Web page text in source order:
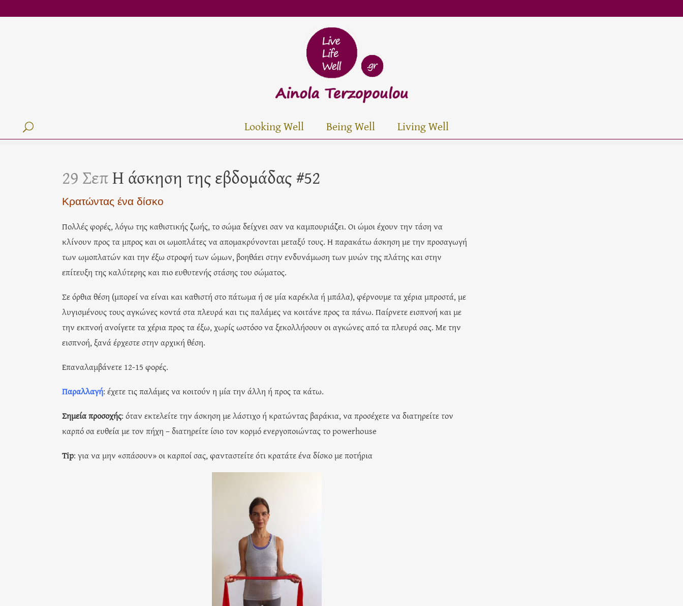
Looking Well Being Well Living Well
29 ΣεπΗ άσκηση της εβδομάδας #52
Κρατώντας ένα δίσκο
Πολλές φορές, λόγω της καθιστικής ζωής, το σώμα δείχνει σαν να καμπουριάζει. Οι ώμοι έχουν την τάση να
κλίνουν προς τα μπρος και οι ωμοπλάτες να απομακρύνονται μεταξύ τους. Η παρακάτω άσκηση με την προσαγωγή
των ωμοπλατών και την έξω στροφή των ώμων, βοηθάει στην ενδυνάμωση των μυών της πλάτης και στην
επίτευξη της καλύτερης και πιο ευθυτενής στάσης του σώματος.
Σε όρθια θέση (μπορεί να είναι και καθιστή στο πάτωμα ή σε μία καρέκλα ή μπάλα), φέρνουμε τα χέρια μπροστά, με
λυγισμένους τους αγκώνες κοντά στα πλευρά και τις παλάμες να κοιτάνε προς τα πάνω. Παίρνετε εισπνοή και με
την εκπνοή ανοίγετε τα χέρια προς τα έξω, χωρίς ωστόσο να ξεκολλήσουν οι αγκώνες από τα πλευρά σας. Με την
εισπνοή, ξανά έρχεστε στην αρχική θέση.
Επαναλαμβάνετε 12-15 φορές.
Παραλλαγή: έχετε τις παλάμες να κοιτούν η μία την άλλη ή προς τα κάτω.
Σημεία προσοχής: όταν εκτελείτε την άσκηση με λάστιχο ή κρατώντας βαράκια, να προσέχετε να διατηρείτε τον
καρπό σα ευθεία με τον πήχη – διατηρείτε ίσιο τον κορμό ενεργοποιώντας το powerhouse
Tip: για να μην «σπάσουν» οι καρποί σας, φανταστείτε ότι κρατάτε ένα δίσκο με ποτήρια